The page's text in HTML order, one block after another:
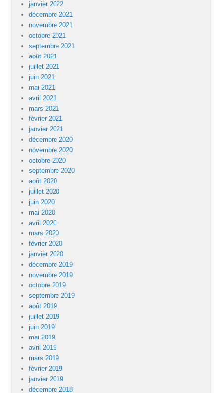
janvier 2022
décembre 2021
novembre 2021
octobre 2021
septembre 2021
août 2021
juillet 2021
juin 2021
mai 2021
avril 2021
mars 2021
février 2021
janvier 2021
décembre 2020
novembre 2020
octobre 2020
septembre 2020
août 2020
juillet 2020
juin 2020
mai 2020
avril 2020
mars 2020
février 2020
janvier 2020
décembre 2019
novembre 2019
octobre 2019
septembre 2019
août 2019
juillet 2019
juin 2019
mai 2019
avril 2019
mars 2019
février 2019
janvier 2019
décembre 2018